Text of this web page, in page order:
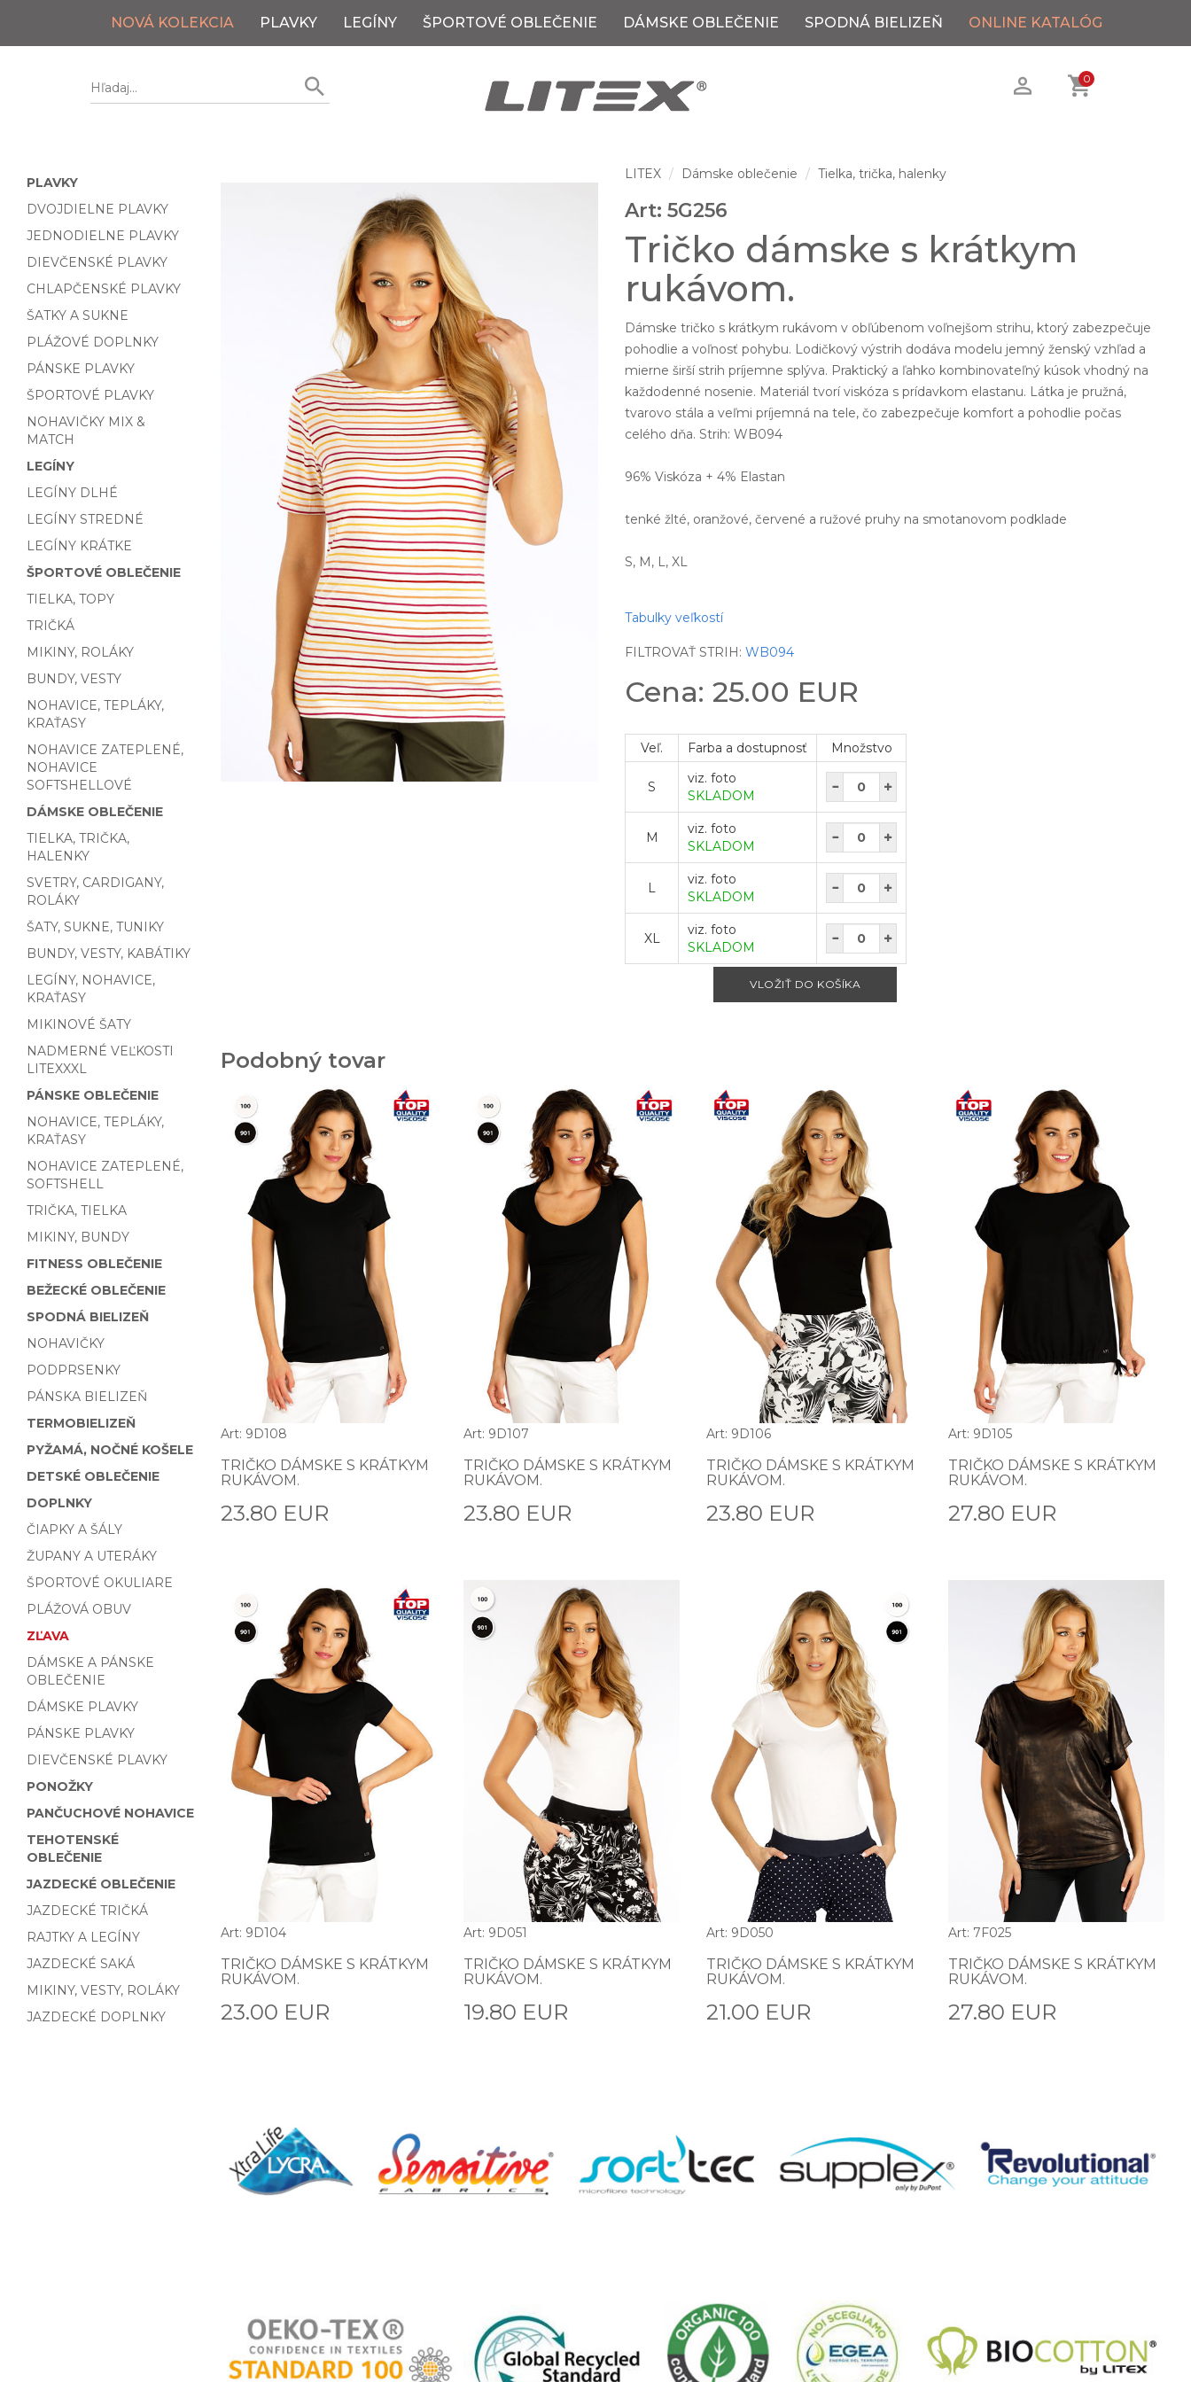
NOVÁ KOLEKCIA PLAVKY LEGÍNY ŠPORTOVÉ OBLEČENIE DÁMSKE OBLEČENIE SPODNÁ BIELIZEŇ ONLINE KATALÓG
0
PLAVKY
DVOJDIELNE PLAVKY
JEDNODIELNE PLAVKY
DIEVČENSKÉ PLAVKY
CHLAPČENSKÉ PLAVKY
ŠATKY A SUKNE
PLÁŽOVÉ DOPLNKY
PÁNSKE PLAVKY
ŠPORTOVÉ PLAVKY
NOHAVIČKY MIX &
MATCH
LEGÍNY
LEGÍNY DLHÉ
LEGÍNY STREDNÉ
LEGÍNY KRÁTKE
ŠPORTOVÉ OBLEČENIE
TIELKA, TOPY
TRIČKÁ
MIKINY, ROLÁKY
BUNDY, VESTY
NOHAVICE, TEPLÁKY,
KRAŤASY
NOHAVICE ZATEPLENÉ,
NOHAVICE
SOFTSHELLOVÉ
DÁMSKE OBLEČENIE
TIELKA, TRIČKA,
HALENKY
SVETRY, CARDIGANY,
ROLÁKY
ŠATY, SUKNE, TUNIKY
BUNDY, VESTY, KABÁTIKY
LEGÍNY, NOHAVICE,
KRAŤASY
MIKINOVÉ ŠATY
NADMERNÉ VEĽKOSTI
LITEXXXL
PÁNSKE OBLEČENIE
NOHAVICE, TEPLÁKY,
KRAŤASY
NOHAVICE ZATEPLENÉ,
SOFTSHELL
TRIČKA, TIELKA
MIKINY, BUNDY
FITNESS OBLEČENIE
BEŽECKÉ OBLEČENIE
SPODNÁ BIELIZEŇ
NOHAVIČKY
PODPRSENKY
PÁNSKA BIELIZEŇ
TERMOBIELIZEŇ
PYŽAMÁ, NOČNÉ KOŠELE
DETSKÉ OBLEČENIE
DOPLNKY
ČIAPKY A ŠÁLY
ŽUPANY A UTERÁKY
ŠPORTOVÉ OKULIARE
PLÁŽOVÁ OBUV
ZĽAVA
DÁMSKE A PÁNSKE
OBLEČENIE
DÁMSKE PLAVKY
PÁNSKE PLAVKY
DIEVČENSKÉ PLAVKY
PONOŽKY
PANČUCHOVÉ NOHAVICE
TEHOTENSKÉ
OBLEČENIE
JAZDECKÉ OBLEČENIE
JAZDECKÉ TRIČKÁ
RAJTKY A LEGÍNY
JAZDECKÉ SAKÁ
MIKINY, VESTY, ROLÁKY
JAZDECKÉ DOPLNKY
LITEX Dámske oblečenie Tielka, trička, halenky
Art: 5G256
Tričko dámske s krátkym
rukávom.
Dámske tričko s krátkym rukávom v obľúbenom voľnejšom strihu, ktorý zabezpečuje
pohodlie a voľnosť pohybu. Lodičkový výstrih dodáva modelu jemný ženský vzhľad a
mierne širší strih príjemne splýva. Praktický a ľahko kombinovateľný kúsok vhodný na
každodenné nosenie. Materiál tvorí viskóza s prídavkom elastanu. Látka je pružná,
tvarovo stála a veľmi príjemná na tele, čo zabezpečuje komfort a pohodlie počas
celého dňa. Strih: WB094
96% Viskóza + 4% Elastan
tenké žlté, oranžové, červené a ružové pruhy na smotanovom podklade
S, M, L, XL
Tabulky veľkostí
FILTROVAŤ STRIH:WB094
Cena: 25.00 EUR
Veľ. Farba a dostupnosť Množstvo
S
viz. foto
SKLADOM
M
viz. foto
SKLADOM
L
viz. foto
SKLADOM
XL
viz. foto
SKLADOM
Podobný tovar
Art: 9D108
TRIČKO DÁMSKE S KRÁTKYM
RUKÁVOM.
23.80 EUR
Art: 9D107
TRIČKO DÁMSKE S KRÁTKYM
RUKÁVOM.
23.80 EUR
Art: 9D106
TRIČKO DÁMSKE S KRÁTKYM
RUKÁVOM.
23.80 EUR
Art: 9D105
TRIČKO DÁMSKE S KRÁTKYM
RUKÁVOM.
27.80 EUR
Art: 9D104
TRIČKO DÁMSKE S KRÁTKYM
RUKÁVOM.
23.00 EUR
Art: 9D051
TRIČKO DÁMSKE S KRÁTKYM
RUKÁVOM.
19.80 EUR
Art: 9D050
TRIČKO DÁMSKE S KRÁTKYM
RUKÁVOM.
21.00 EUR
Art: 7F025
TRIČKO DÁMSKE S KRÁTKYM
RUKÁVOM.
27.80 EUR